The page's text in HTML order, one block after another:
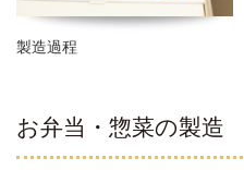
製造過程
お弁当・惣菜の製造